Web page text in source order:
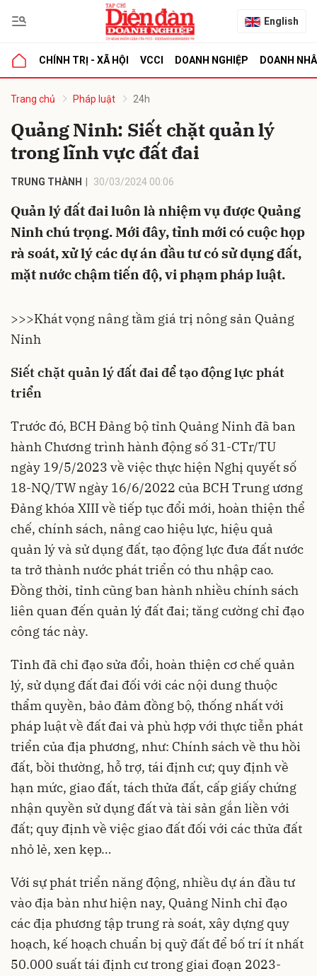
English
CHÍNH TRỊ - XÃ HỘI VCCI DOANH NGHIỆP DOANH
Trang chủ Pháp luật 24h
Quảng Ninh: Siết chặt quản lý
trong lĩnh vực đất đai
TRUNG THÀNH 30/03/2024 00:06
Quản lý đất đai luôn là nhiệm vụ được Quảng
Ninh chú trọng. Mới đây, tỉnh mới có cuộc họp
rà soát, xử lý các dự án đầu tư có sử dụng đất,
mặt nước chậm tiến độ, vi phạm pháp luật.
>>>Khát vọng nâng tầm giá trị nông sản Quảng
Ninh
Siết chặt quản lý đất đai để tạo động lực phát
triển
Trước đó, BCH Đảng bộ tỉnh Quảng Ninh đã ban
hành Chương trình hành động số 31-CTr/TU
ngày 19/5/2023 về việc thực hiện Nghị quyết số
18-NQ/TW ngày 16/6/2022 của BCH Trung ương
Đảng khóa XIII về tiếp tục đổi mới, hoàn thiện thể
chế, chính sách, nâng cao hiệu lực, hiệu quả
quản lý và sử dụng đất, tạo động lực đưa đất nước
ta trở thành nước phát triển có thu nhập cao.
Đồng thời, tỉnh cũng ban hành nhiều chính sách
liên quan đến quản lý đất đai; tăng cường chỉ đạo
công tác này.
Tỉnh đã chỉ đạo sửa đổi, hoàn thiện cơ chế quản
lý, sử dụng đất đai đối với các nội dung thuộc
thẩm quyền, bảo đảm đồng bộ, thống nhất với
pháp luật về đất đai và phù hợp với thực tiễn phát
triển của địa phương, như: Chính sách về thu hồi
đất, bồi thường, hỗ trợ, tái định cư; quy định về
hạn mức, giao đất, tách thửa đất, cấp giấy chứng
nhận quyền sử dụng đất và tài sản gắn liền với
đất; quy định về việc giao đất đối với các thửa đất
nhỏ lẻ, xen kẹp…
Với sự phát triển năng động, nhiều dự án đầu tư
vào địa bàn như hiện nay, Quảng Ninh chỉ đạo
các địa phương tập trung rà soát, xây dựng quy
hoạch, kế hoạch chuẩn bị quỹ đất để bố trí ít nhất
50.000 suất tái định cư trong giai đoạn 2023-
luận
Hủy